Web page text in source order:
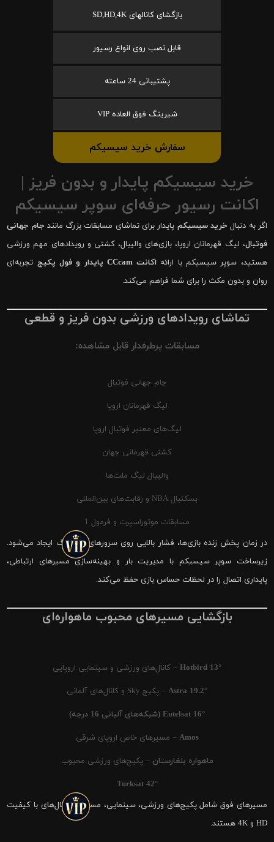
بازگشای کانالهای SD,HD,4K
قابل نصب روی انواع رسیور
پشتیبانی 24 ساعته
شیرینگ فوق العاده VIP
سفارش خرید سیسیکم
خرید سیسیکم پایدار و بدون فریز |
اکانت رسیور حرفه‌ای سوپر سیسیکم
اگر به دنبال خرید سیسیکم پایدار برای تماشای مسابقات بزرگ مانند جام جهانی
فوتبال، لیگ قهرمانان اروپا، بازی‌های والیبال، کشتی و رویدادهای مهم ورزشی
هستید، سوپر سیسیکم با ارائه اکانت CCcam پایدار و فول پکیج
تجربه‌ای
روان و بدون مکث را برای شما فراهم می‌کند.
تماشای رویدادهای ورزشی بدون فریز و قطعی
مسابقات پرطرفدار قابل مشاهده:
جام جهانی فوتبال
لیگ قهرمانان اروپا
لیگ‌های معتبر فوتبال اروپا
کشتی قهرمانی جهان
والیبال لیگ ملت‌ها
بسکتبال NBA و رقابت‌های بین‌المللی
مسابقات موتوراسپرت و فرمول 1
در زمان پخش زنده بازی‌ها، فشار بالایی روی سرورهای شیرینگ ایجاد می‌شود.
زیرساخت سوپر سیسیکم با مدیریت بار و بهینه‌سازی مسیرهای ارتباطی،
پایداری اتصال را در لحظات حساس بازی حفظ می‌کند.
بازگشایی مسیرهای محبوب ماهواره‌ای
Hotbird 13° – کانال‌های ورزشی و سینمایی اروپایی
Astra 19.2° – پکیج Sky و کانال‌های آلمانی
Eutelsat 16° (شبکه‌های آلبانی 16 درجه)
Amos – مسیرهای خاص اروپای شرقی
ماهواره بلغارستان – پکیج‌های ورزشی محبوب
Turksat 42°
مسیرهای فوق شامل پکیج‌های ورزشی، سینمایی، مستند و کانال‌های با کیفیت
HD و 4K هستند.